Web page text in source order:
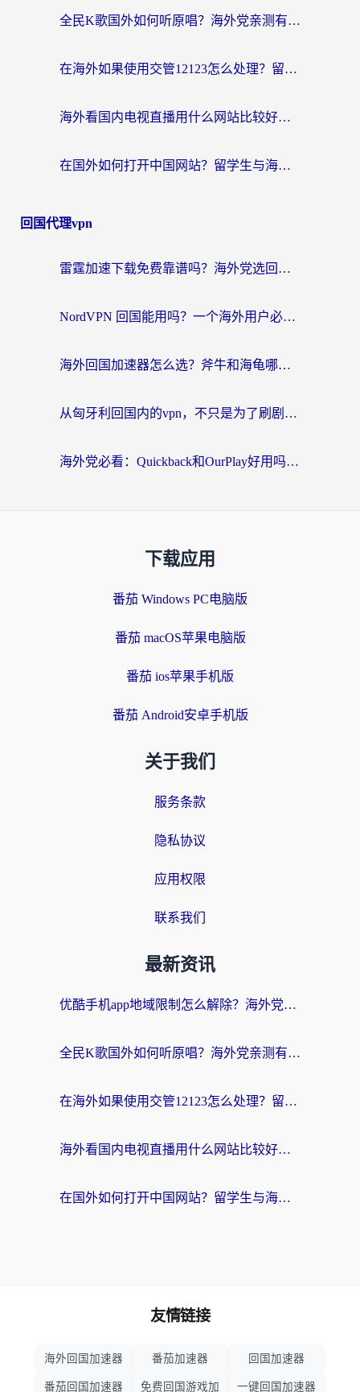
全民K歌国外如何听原唱？海外党亲测有效的回国加速器选择指南
在海外如果使用交管12123怎么处理？留学生亲测有效的回国加速方案
海外看国内电视直播用什么网站比较好？一篇解决你所有追剧难题的实用指南
在国外如何打开中国网站？留学生与海外华人的无缝访问指南
回国代理vpn
雷霆加速下载免费靠谱吗？海外党选回国加速器的避坑指南（附热门工具对比）
NordVPN 回国能用吗？一个海外用户必须面对的真实困境
海外回国加速器怎么选？斧牛和海龟哪个好？一篇帮你避开坑的实用指南
从匈牙利回国内的vpn，不只是为了刷剧那么简单
海外党必看：Quickback和OurPlay好用吗？3分钟选对回国加速器，无缝刷剧玩游戏
下载应用
番茄 Windows PC电脑版
番茄 macOS苹果电脑版
番茄 ios苹果手机版
番茄 Android安卓手机版
关于我们
服务条款
隐私协议
应用权限
联系我们
最新资讯
优酷手机app地域限制怎么解除？海外党亲测有效的追剧方案
全民K歌国外如何听原唱？海外党亲测有效的回国加速器选择指南
在海外如果使用交管12123怎么处理？留学生亲测有效的回国加速方案
海外看国内电视直播用什么网站比较好？一篇解决你所有追剧难题的实用指南
在国外如何打开中国网站？留学生与海外华人的无缝访问指南
友情链接
海外回国加速器 番茄加速器 回国加速器
番茄回国加速器 免费回国游戏加 一键回国加速器